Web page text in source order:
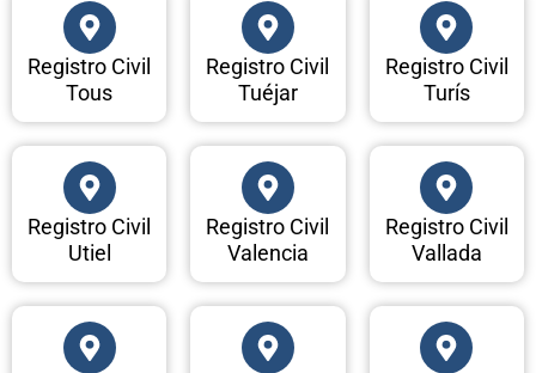
Registro Civil
Tous
Registro Civil
Tuéjar
Registro Civil
Turís
Registro Civil
Utiel
Registro Civil
Valencia
Registro Civil
Vallada